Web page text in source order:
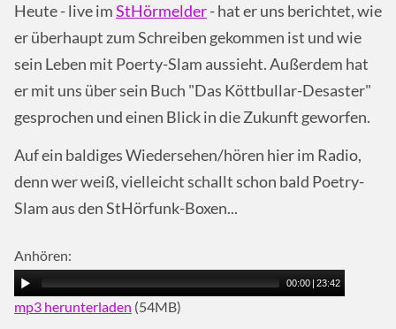
Heute - live imStHörmelder- hat er uns berichtet, wie
er überhaupt zum Schreiben gekommen ist und wie
sein Leben mit Poerty-Slam aussieht. Außerdem hat
er mit uns über sein Buch "Das Köttbullar-Desaster"
gesprochen und einen Blick in die Zukunft geworfen.
Auf ein baldiges Wiedersehen/hören hier im Radio,
denn wer weiß, vielleicht schallt schon bald Poetry-
Slam aus den StHörfunk-Boxen...
Anhören:
00:00 23:42
mp3 herunterladen (54MB)